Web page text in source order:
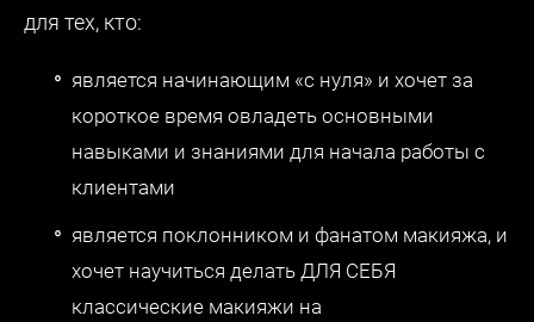
для тех, кто:
является начинающим «с нуля» и хочет за
короткое время овладеть основными
навыками и знаниями для начала работы с
клиентами
является поклонником и фанатом макияжа, и
хочет научиться делать ДЛЯ СЕБЯ
классические макияжи на